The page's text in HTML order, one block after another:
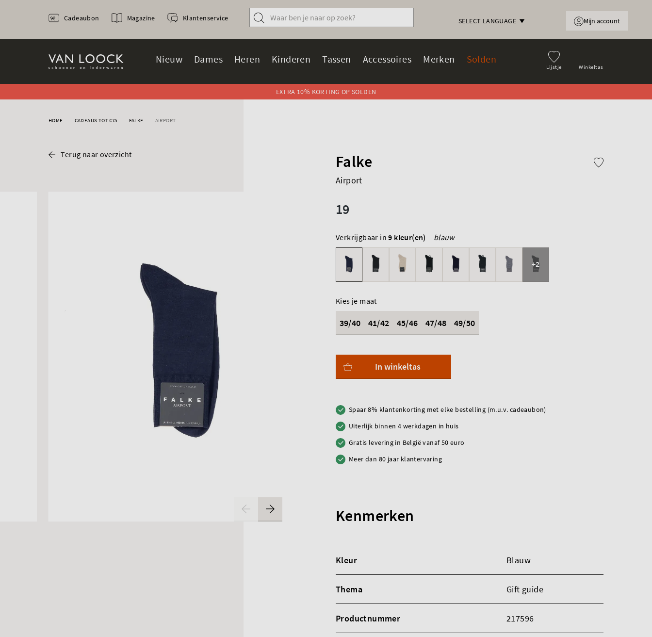
SELECT LANGUAGE
Lijstje Winkeltas
Nieuw Dames Heren Kinderen Tassen Accessoires Merken Solden
Cadeaubon Magazine Klantenservice Mijn account
EXTRA 10% KORTING OP SOLDEN
HOME CADEAUS TOT €75 FALKE AIRPORT
Terug naar overzicht Falke
Airport
19
Verkrijgbaar in9 kleur(en) blauw
+2
Kies je maat
39/40 41/42 45/46 47/48 49/50
In winkeltas
Spaar 8% klantenkorting met elke bestelling (m.u.v. cadeaubon)
Uiterlijk binnen 4 werkdagen in huis
Gratis levering in België vanaf 50 euro
Meer dan 80 jaar klantervaring
Kenmerken
Kleur Blauw
Thema Gift guide
Productnummer 217596